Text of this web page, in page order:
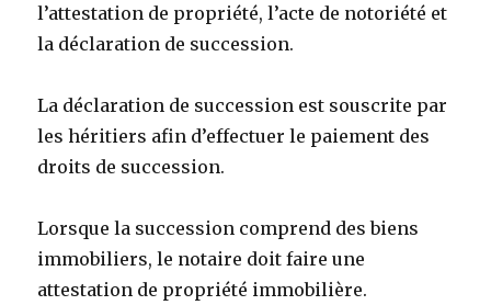
l’attestation de propriété, l’acte de notoriété et
la déclaration de succession.
La déclaration de succession est souscrite par
les héritiers afin d’effectuer le paiement des
droits de succession.
Lorsque la succession comprend des biens
immobiliers, le notaire doit faire une
attestation de propriété immobilière.